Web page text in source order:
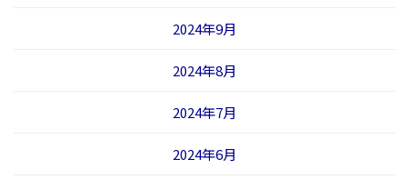
2024年9月
2024年8月
2024年7月
2024年6月